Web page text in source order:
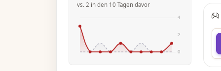
vs. 2 in den 10 Tagen davor